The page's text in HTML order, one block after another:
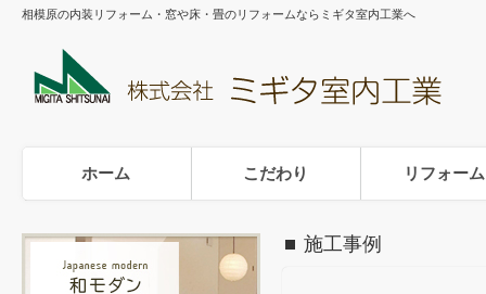
相模原の内装リフォーム・窓や床・畳のリフォームならミギタ室内工業へ
ホーム こだわり リフォーム
施工事例